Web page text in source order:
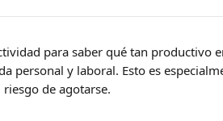
para saber qué tan productivo
personal y laboral. Esto es
de agotarse.